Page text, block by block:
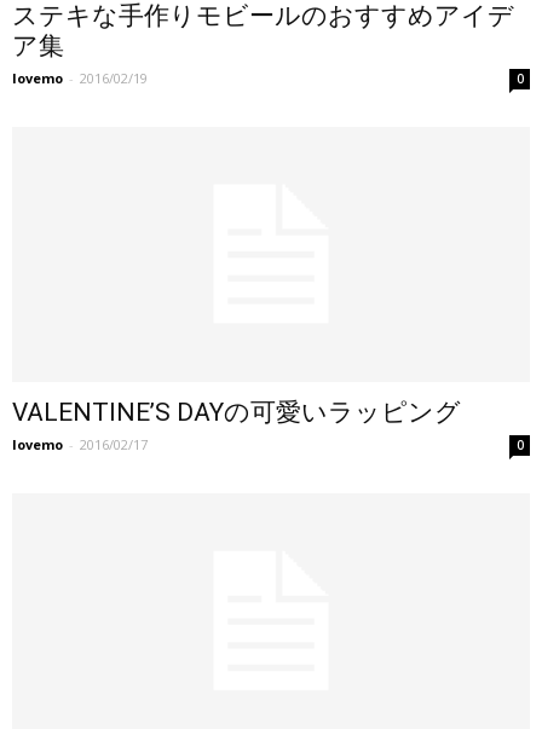
ステキな手作りモビールのおすすめアイデ
ア集
lovemo - 2016/02/19 0
VALENTINE’S DAYの可愛いラッピング
lovemo - 2016/02/17 0